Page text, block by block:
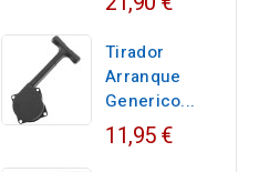
Tirador
Arranque
Generico...
11,95 €